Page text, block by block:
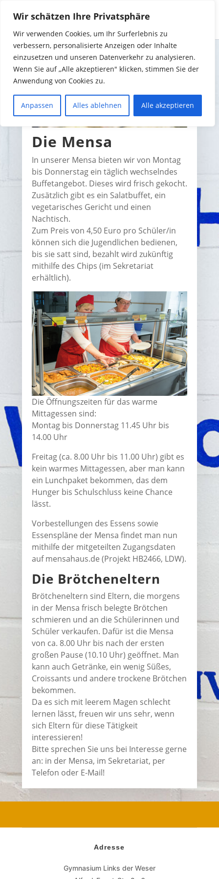
Wir schätzen Ihre Privatsphäre
Wir verwenden Cookies, um Ihr Surferlebnis zu
verbessern, personalisierte Anzeigen oder Inhalte
einzusetzen und unseren Datenverkehr zu analysieren.
Wenn Sie auf „Alle akzeptieren" klicken, stimmen Sie der
Anwendung von Cookies zu.
Anpassen Alles ablehnen Alle akzeptieren
Die Mensa
In unserer Mensa bieten wir von Montag
bis Donnerstag ein täglich wechselndes
Buffetangebot. Dieses wird frisch gekocht.
Zusätzlich gibt es ein Salatbuffet, ein
vegetarisches Gericht und einen
Nachtisch.
Zum Preis von 4,50 Euro pro Schüler/in
können sich die Jugendlichen bedienen,
bis sie satt sind, bezahlt wird zukünftig
mithilfe des Chips (im Sekretariat
erhältlich).
Die Öffnungszeiten für das warme
Mittagessen sind:
Montag bis Donnerstag 11.45 Uhr bis
14.00 Uhr
Freitag (ca. 8.00 Uhr bis 11.00 Uhr) gibt es
kein warmes Mittagessen, aber man kann
ein Lunchpaket bekommen, das dem
Hunger bis Schulschluss keine Chance
lässt.
Vorbestellungen des Essens sowie
Essenspläne der Mensa findet man nun
mithilfe der mitgeteilten Zugangsdaten
auf mensahaus.de (Projekt HB2466, LDW).
Die Brötcheneltern
Brötcheneltern sind Eltern, die morgens
in der Mensa frisch belegte Brötchen
schmieren und an die Schülerinnen und
Schüler verkaufen. Dafür ist die Mensa
von ca. 8.00 Uhr bis nach der ersten
großen Pause (10.10 Uhr) geöffnet. Man
kann auch Getränke, ein wenig Süßes,
Croissants und andere trockene Brötchen
bekommen.
Da es sich mit leerem Magen schlecht
lernen lässt, freuen wir uns sehr, wenn
sich Eltern für diese Tätigkeit
interessieren!
Bitte sprechen Sie uns bei Interesse gerne
an: in der Mensa, im Sekretariat, per
Telefon oder E-Mail!
Adresse
Gymnasium Links der Weser